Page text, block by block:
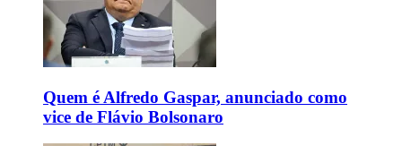
Quem é Alfredo Gaspar, anunciado como
vice de Flávio Bolsonaro